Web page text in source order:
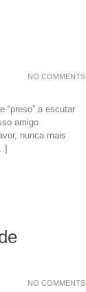
NO COMMENTS
a escutar
amigo
nunca mais
NO COMMENTS